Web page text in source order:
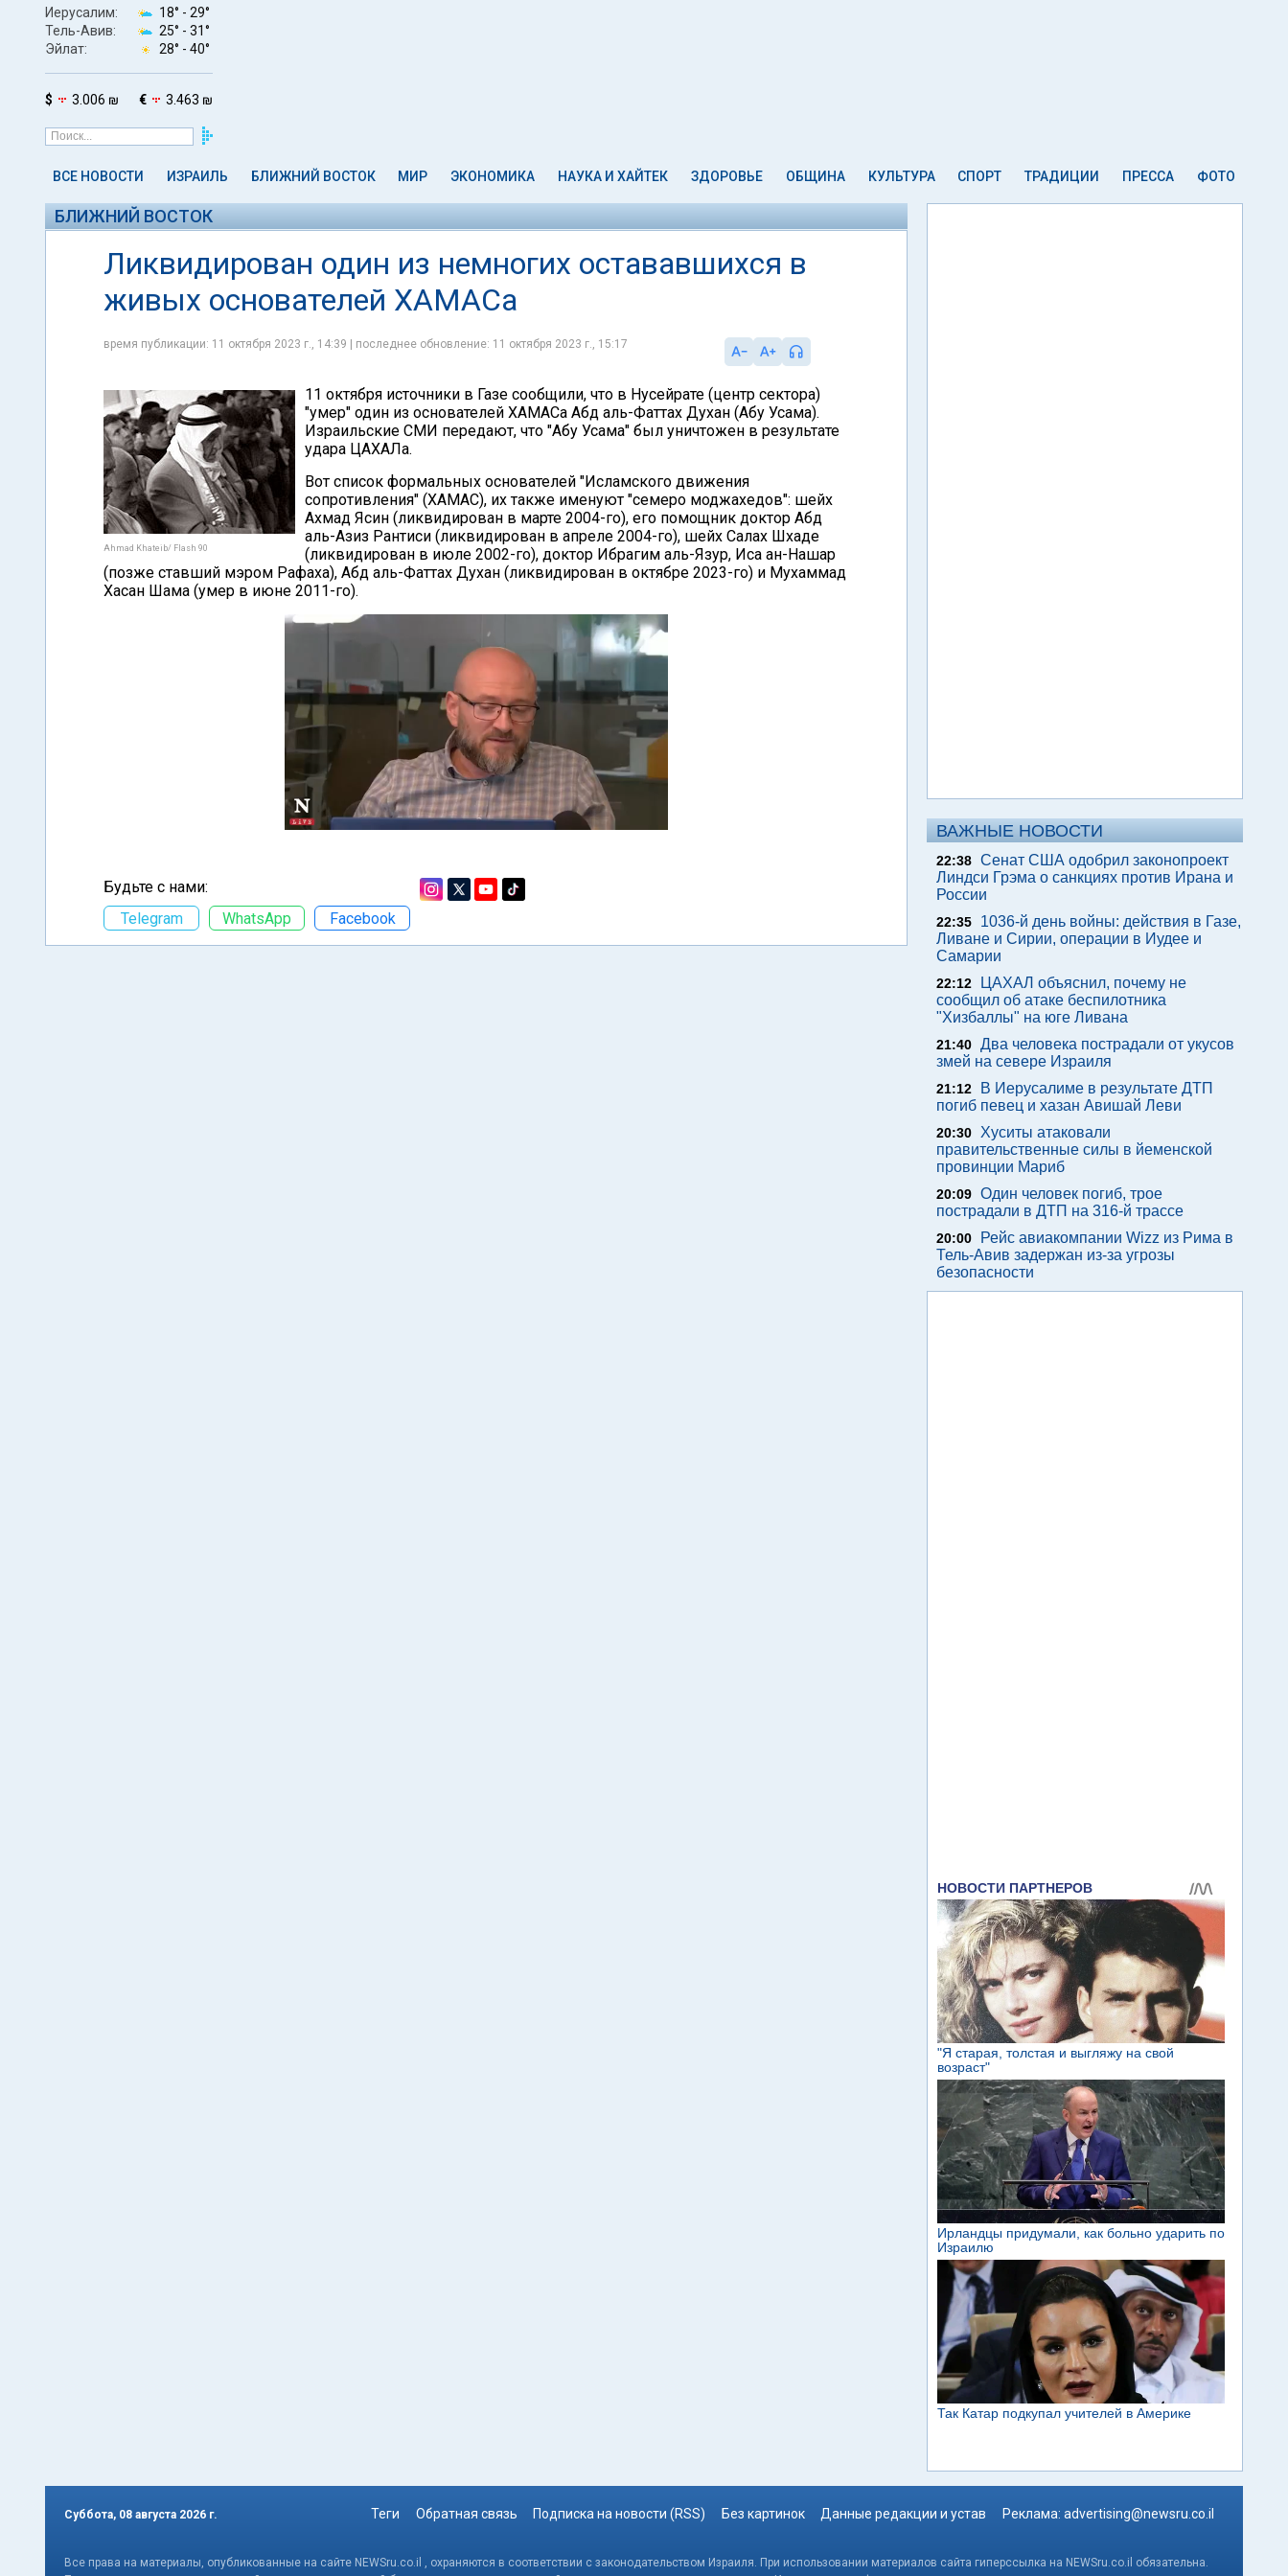
Иерусалим: 18° - 29°
Тель-Авив:
25° - 31°
Эйлат:
28° - 40°
$ 3.006 ₪ € 3.463 ₪
ВСЕ НОВОСТИ ИЗРАИЛЬ БЛИЖНИЙ ВОСТОК МИР ЭКОНОМИКА НАУКА И ХАЙТЕК ЗДОРОВЬЕ ОБЩИНА КУЛЬТУРА СПОРТ ТРАДИЦИИ ПРЕССА ФОТО
БЛИЖНИЙ ВОСТОК
Ликвидирован один из немногих остававшихся в
живых основателей ХАМАСа
время публикации: 11 октября 2023 г., 14:39 | последнее обновление: 11 октября 2023 г., 15:17
Ahmad Khateib/ Flash 90
11 октября источники в Газе сообщили, что в Нусейрате (центр сектора)
"умер" один из основателей ХАМАСа Абд аль-Фаттах Духан (Абу Усама).
Израильские СМИ передают, что "Абу Усама" был уничтожен в результате
удара ЦАХАЛа.
Вот список формальных основателей "Исламского движения
сопротивления" (ХАМАС), их также именуют "семеро моджахедов": шейх
Ахмад Ясин (ликвидирован в марте 2004-го), его помощник доктор Абд
аль-Азиз Рантиси (ликвидирован в апреле 2004-го), шейх Салах Шхаде
(ликвидирован в июле 2002-го), доктор Ибрагим аль-Язур, Иса ан-Нашар
(позже ставший мэром Рафаха), Абд аль-Фаттах Духан (ликвидирован в октябре 2023-го) и Мухаммад
Хасан Шама (умер в июне 2011-го).
Будьте с нами:
Telegram
WhatsApp Facebook
ВАЖНЫЕ НОВОСТИ
22:38 Сенат США одобрил законопроект
Линдси Грэма о санкциях против Ирана и
России
22:35
1036-й день войны: действия в Газе,
Ливане и Сирии, операции в Иудее и
Самарии
22:12
ЦАХАЛ объяснил, почему не
сообщил об атаке беспилотника
"Хизбаллы" на юге Ливана
21:40 Два человека пострадали от укусов
змей на севере Израиля
21:12
В Иерусалиме в результате ДТП
погиб певец и хазан Авишай Леви
20:30
Хуситы атаковали
правительственные силы в йеменской
провинции Мариб
20:09 Один человек погиб, трое
пострадали в ДТП на 316-й трассе
20:00
Рейс авиакомпании Wizz из Рима в
Тель-Авив задержан из-за угрозы
безопасности
Суббота, 08 августа 2026 г. Теги Обратная связь Подписка на новости (RSS) Без картинок Данные редакции и устав Реклама: advertising@newsru.co.il
Все права на материалы, опубликованные на сайте NEWSru.co.il , охраняются в соответствии с законодательством Израиля. При использовании материалов сайта гиперссылка на NEWSru.co.il обязательна.